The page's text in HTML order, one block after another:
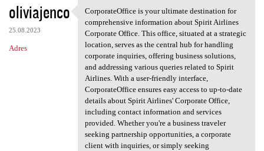
oliviajenco
25.08.2023
Adres
CorporateOffice is your
CorporateOffice is your ultimate destination for
comprehensive information about Spirit Airlines
Corporate Office. This office, situated at a strategic
location, serves as the central hub for handling
corporate inquiries, offering business solutions,
and addressing various queries related to Spirit
Airlines. With a user-friendly interface,
CorporateOffice ensures easy access to up-to-date
details about Spirit Airlines' Corporate Office,
including contact information and services
provided. Whether you're a business traveler
seeking partnership opportunities, a corporate
client with inquiries, or simply seeking